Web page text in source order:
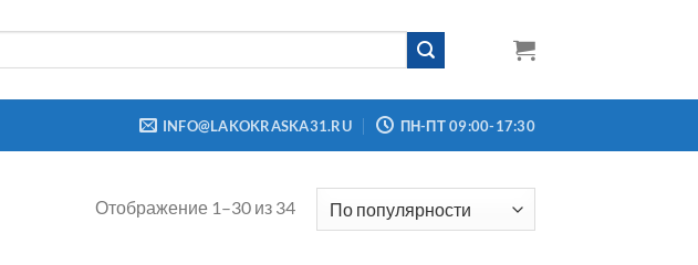
INFO@LAKOKRASKA31.RU ПН-ПТ 09:00-17:30
Отображение 1–30 из 34